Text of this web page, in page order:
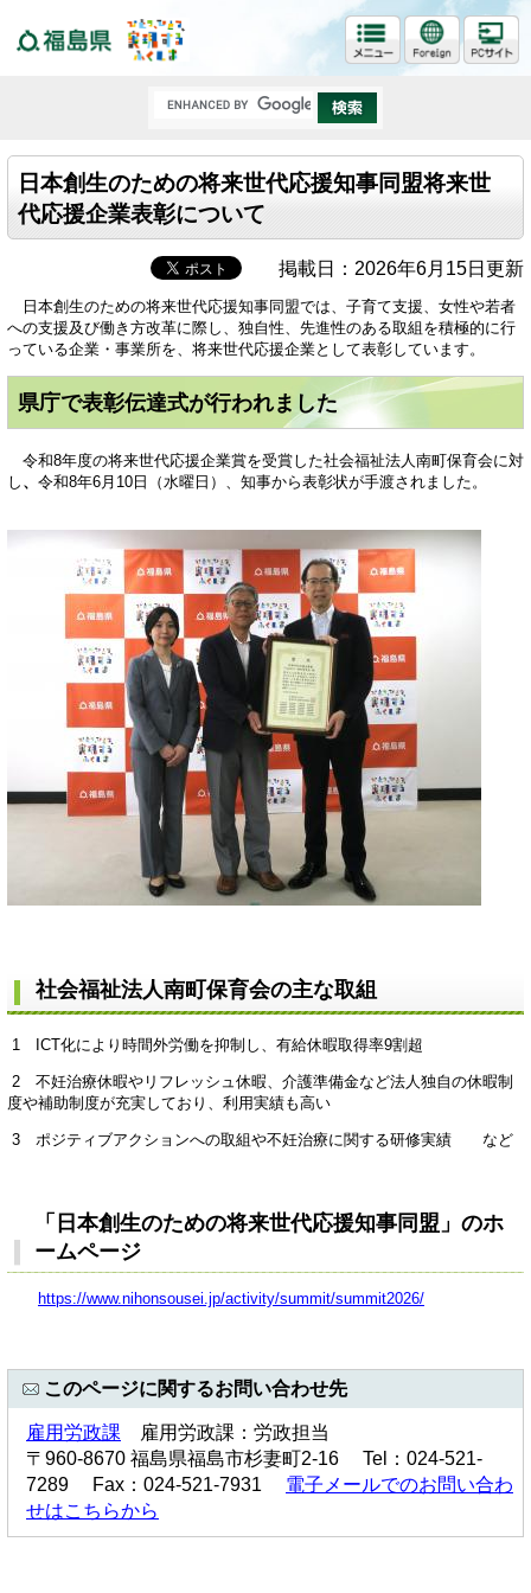
日本創生のための将来世代応援知事同盟将来世
代応援企業表彰について
掲載日：2026年6月15日更新
日本創生のための将来世代応援知事同盟では、子育て支援、女性や若者
への支援及び働き方改革に際し、独自性、先進性のある取組を積極的に行
っている企業・事業所を、将来世代応援企業として表彰しています。
県庁で表彰伝達式が行われました
令和8年度の将来世代応援企業賞を受賞した社会福祉法人南町保育会に対
し 、 令和8年6月10日（水曜日）、知事から表彰状が手渡されました。
社会福祉法人南町保育会の主な取組
1 ICT化により時間外労働を抑制し、有給休暇取得率9割超
2 不妊治療休暇やリフレッシュ休暇、介護準備金など法人独自の休暇制
度や補助制度が充実しており、利用実績も高い
3 ポジティブアクションへの取組や不妊治療に関する研修実績 など
「日本創生のための将来世代応援知事同盟」のホ
ームページ
https://www.nihonsousei.jp/activity/summit/summit2026/
このページに関するお問い合わせ先
雇用労政課 雇用労政課：労政担当
〒960-8670 福島県福島市杉妻町2-16 Tel：024-521-
7289 Fax：024-521-7931 電子メールでのお問い合わ
せはこちらから